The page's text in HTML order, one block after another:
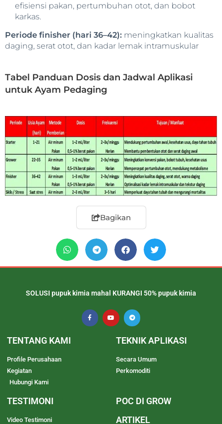
efisiensi pakan, pertumbuhan otot, dan bobot
karkas.
Periode finisher (hari 36–42): meningkatkan kualitas
daging, serat otot, dan kadar lemak intramuskular
Tabel Panduan Dosis dan Jadwal Aplikasi
untuk Ayam Pedaging
Bagikan
SOLUSI pupuk kimia mahal KURANGI 50% pupuk kimia
TENTANG KAMI
Profile Perusahaan
Kegiatan
Hubungi Kami
TEKNIK APLIKASI
Secara Umum
Perkomoditi
TESTIMONI
Video Testimoni
POC DI GROW
ARTIKEL